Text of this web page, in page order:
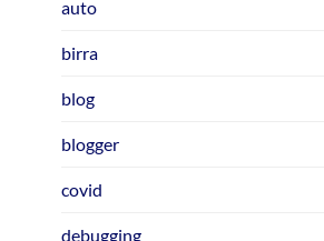
auto
birra
blog
blogger
covid
debugging